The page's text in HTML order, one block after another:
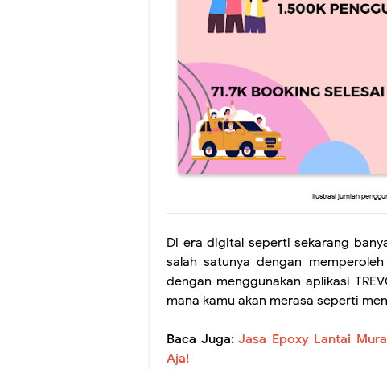
Ilustrasi jumlah
Di era digital seperti sekarang
salah satunya dengan
dengan menggunakan aplikasi
mana kamu akan merasa seperti
Baca Juga:Jasa Epoxy Lantai
Aja!